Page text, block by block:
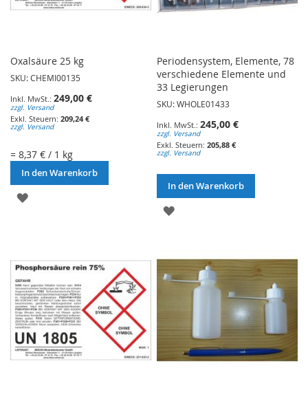
Oxalsäure 25 kg
SKU: CHEMI00135
249,00 €
zzgl. Versand
209,24 €
zzgl. Versand
= 8,37 € / 1 kg
In den Warenkorb
ZUR
Periodensystem, Elemente, 78
verschiedene Elemente und
33 Legierungen
SKU: WHOLE01433
245,00 €
zzgl. Versand
205,88 €
zzgl. Versand
In den Warenkorb
ZUR
HINZUFÜGEN